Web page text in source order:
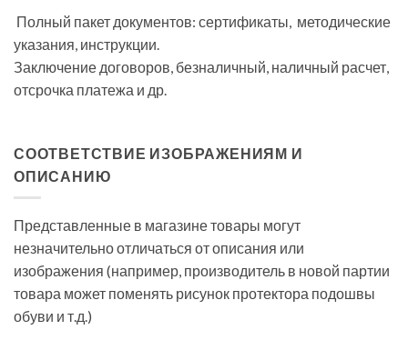
Полный пакет документов: сертификаты, методические
указания, инструкции.
Заключение договоров, безналичный, наличный расчет,
отсрочка платежа и др.
СООТВЕТСТВИЕ ИЗОБРАЖЕНИЯМ И
ОПИСАНИЮ
Представленные в магазине товары могут
незначительно отличаться от описания или
изображения (например, производитель в новой партии
товара может поменять рисунок протектора подошвы
обуви и т.д.)